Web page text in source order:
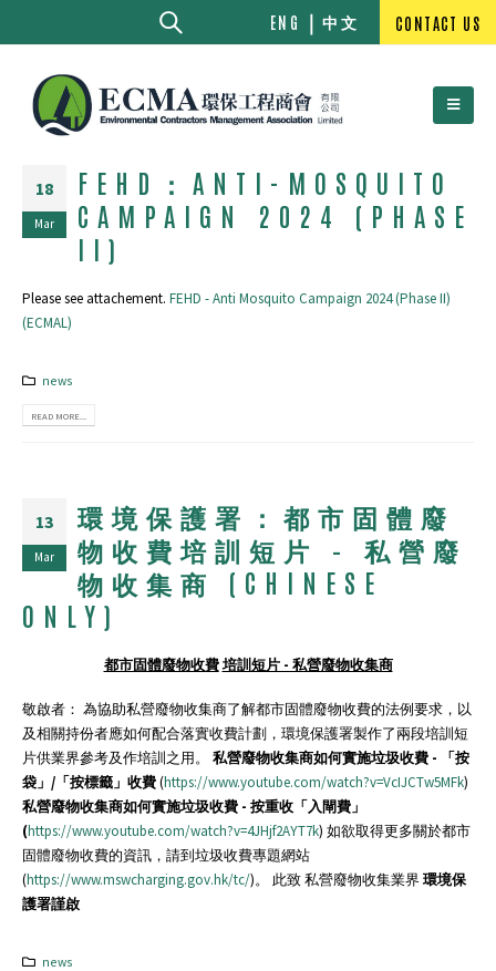
ENG 中文 CONTACT US
18
Mar
FEHD：ANTI-MOSQUITO
CAMPAIGN 2024 (PHASE
II)
Please see attachement. FEHD - Anti Mosquito Campaign 2024 (Phase II)
(ECMAL)
news
READ MORE...
13
Mar
環境保護署：都市固體廢
物收費培訓短片 – 私營廢
物收集商 (CHINESE
ONLY)
都市固體廢物收費培訓短片 - 私營廢物收集商
敬啟者： 為協助私營廢物收集商了解都市固體廢物收費的法例要求，以
及相關持份者應如何配合落實收費計劃，環境保護署製作了兩段培訓短
片供業界參考及作培訓之用。 私營廢物收集商如何實施垃圾收費 -
「按
袋」 / 「按標籤」收費(https://www.youtube.com/watch?v=VcIJCTw5MFk)
私營廢物收集商如何實施垃圾收費 - 按重收「入閘費」
(https://www.youtube.com/watch?v=4JHjf2AYT7k) 如欲取得更多關於都市
固體廢物收費的資訊，請到垃圾收費專題網站
(https://www.mswcharging.gov.hk/tc/)。 此致 私營廢物收集業界 環境保
護署謹啟
news